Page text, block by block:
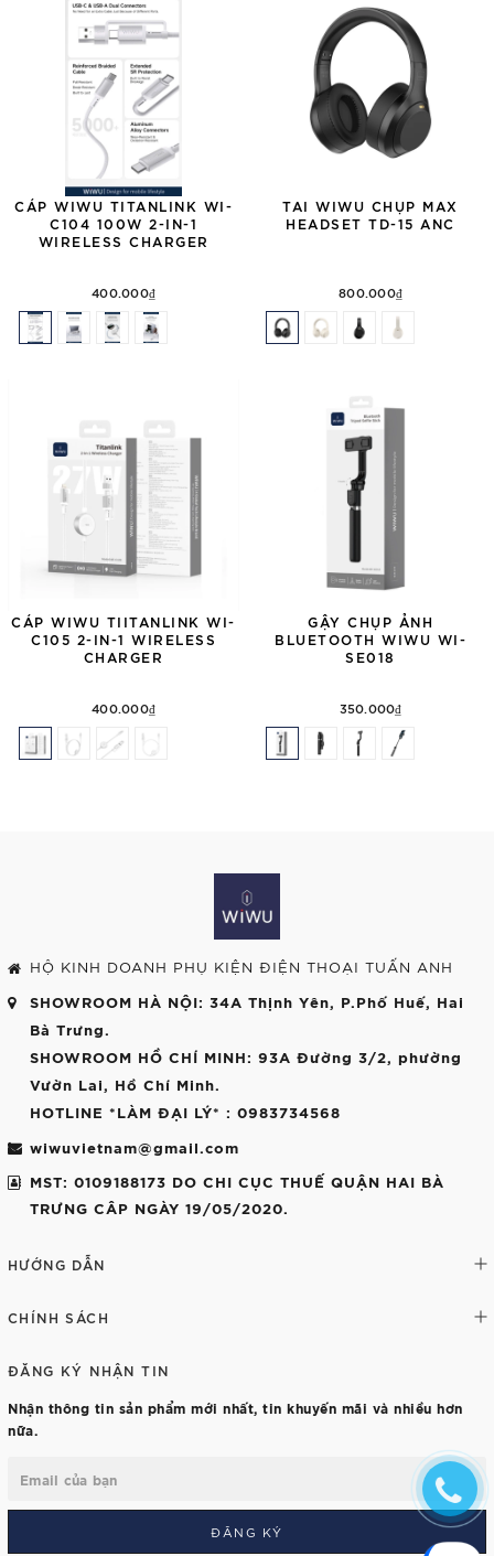
CÁP WIWU TITANLINK WI-
C104 100W 2-IN-1
WIRELESS CHARGER
400.000₫
TAI WIWU CHỤP MAX
HEADSET TD-15 ANC
800.000₫
CÁP WIWU TIITANLINK WI-
C105 2-IN-1 WIRELESS
CHARGER
400.000₫
GẬY CHỤP ẢNH
BLUETOOTH WIWU WI-
SE018
350.000₫
HỘ KINH DOANH PHỤ KIỆN ĐIỆN THOẠI TUẤN ANH
SHOWROOM HÀ NỘI: 34A Thịnh Yên, P.Phố Huế, Hai
Bà Trưng.
SHOWROOM HỒ CHÍ MINH: 93A Đường 3/2, phường
Vườn Lai, Hồ Chí Minh.
HOTLINE *LÀM ĐẠI LÝ* : 0983734568
wiwuvietnam@gmail.com
MST: 0109188173 DO CHI CỤC THUẾ QUẬN HAI BÀ
TRƯNG CÂP NGÀY 19/05/2020.
HƯỚNG DẪN
CHÍNH SÁCH
ĐĂNG KÝ NHẬN TIN
Nhận thông tin sản phẩm mới nhất, tin khuyến mãi và nhiều hơn
nữa.
ĐĂNG KÝ